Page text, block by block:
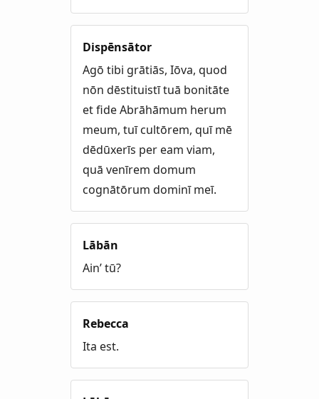
Dispēnsātor
Agō tibi grātiās, Iōva, quod
nōn dēstituistī tuā bonitāte
et fide Abrāhāmum herum
meum, tuī cultōrem, quī mē
dēdūxerīs per eam viam,
quā venīrem domum
cognātōrum dominī meī.
Lābān
Ain’ tū?
Rebecca
Ita est.